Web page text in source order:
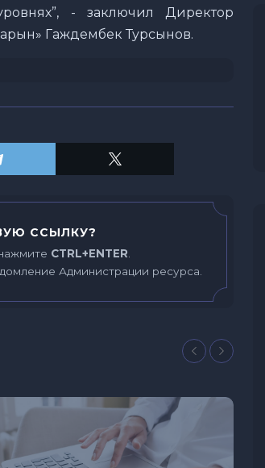
- заключил Директор
Гаждембек Турсынов.
ССЫЛКУ?
CTRL+ENTER.
Администрации ресурса.